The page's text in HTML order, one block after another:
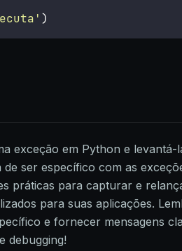
' )
exceção em Python e levantá-
de ser específico com as
práticas para capturar e
para suas aplicações.
e fornecer mensagens
debugging!